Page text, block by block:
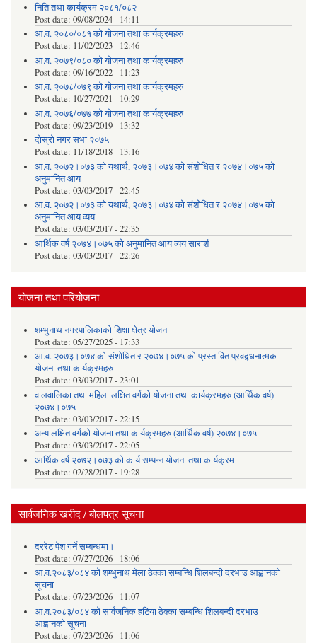
निति तथा कार्यक्रम २०८१/०८२
Post date: 09/08/2024 - 14:11
आ.व. २०८०/०८१ को योजना तथा कार्यक्रमहरु
Post date: 11/02/2023 - 12:46
आ.व. २०७९/०८० को योजना तथा कार्यक्रमहरु
Post date: 09/16/2022 - 11:23
आ.व. २०७८/०७९ को योजना तथा कार्यक्रमहरु
Post date: 10/27/2021 - 10:29
आ.व. २०७६/०७७ को योजना तथा कार्यक्रमहरु
Post date: 09/23/2019 - 13:32
दोस्रो नगर सभा २०७५
Post date: 11/18/2018 - 13:16
आ.व. २०७२।०७३ को यथार्थ, २०७३।०७४ को संशोधित र २०७४।०७५ को
अनुमानित आय
Post date: 03/03/2017 - 22:45
आ.व. २०७२।०७३ को यथार्थ, २०७३।०७४ को संशोधित र २०७४।०७५ को
अनुमानित आय व्यय
Post date: 03/03/2017 - 22:35
आर्थिक वर्ष २०७४।०७५ को अनुमानित आय व्यय साराशं
Post date: 03/03/2017 - 22:26
योजना तथा परियोजना
शम्भुनाथ नगरपालिकाको शिक्षा क्षेत्र योजना
Post date: 05/27/2025 - 17:33
आ.व. २०७३।०७४ को संशोधित र २०७४।०७५ को प्रस्तावित प्रवद्र्धनात्मक
योजना तथा कार्यक्रमहरु
Post date: 03/03/2017 - 23:01
वालवालिका तथा महिला लक्षित वर्गको योजना तथा कार्यक्रमहरु (आर्थिक वर्ष)
२०७४।०७५
Post date: 03/03/2017 - 22:15
अन्य लक्षित वर्गको योजना तथा कार्यक्रमहरु (आर्थिक वर्ष) २०७४।०७५
Post date: 03/03/2017 - 22:05
आर्थिक वर्ष २०७२।०७३ को कार्य सम्पन्न योजना तथा कार्यक्रम
Post date: 02/28/2017 - 19:28
सार्वजनिक खरीद / बोलपत्र सूचना
दररेट पेश गर्ने सम्बन्धमा।
Post date: 07/27/2026 - 18:06
आ.व.२०८३/०८४ को शम्भुनाथ मेला ठेक्का सम्बन्धि शिलबन्दी दरभाउ आह्वानको
सूचना
Post date: 07/23/2026 - 11:07
आ.व.२०८३/०८४ को सार्वजनिक हटिया ठेक्का सम्बन्धि शिलबन्दी दरभाउ
आह्वानको सूचना
Post date: 07/23/2026 - 11:06